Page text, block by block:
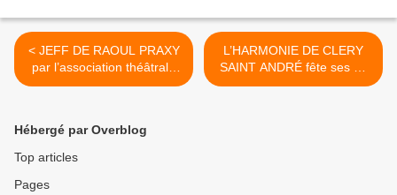
< JEFF DE RAOUL PRAXY
par l’association théâtrale
de FEROLLES
novembre au 9 décembre
L’HARMONIE DE CLERY
SAINT ANDRÉ fête ses 30
ans avec LA BELLE IMAGE
Hébergé par Overblog
Top articles
Pages